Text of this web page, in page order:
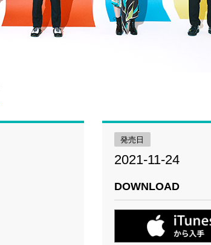
発売日
2021-11-24
DOWNLOAD